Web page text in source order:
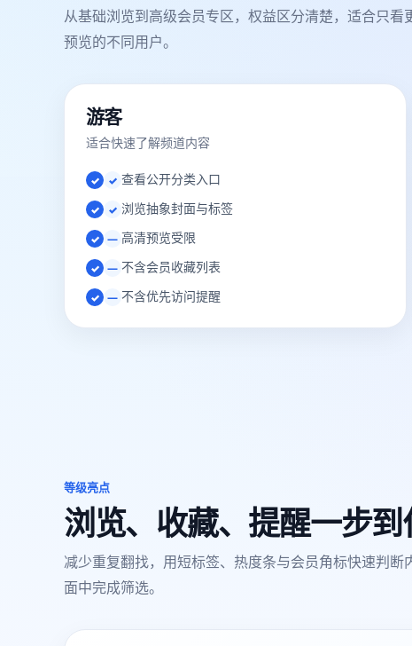
从基础浏览到高级会员专区，权益区分清楚，适合只
预览的不同用户。
游客
适合快速了解频道内容
✓ 查看公开分类入口
✓ 浏览抽象封面与标签
— 高清预览受限
— 不含会员收藏列表
— 不含优先访问提醒
等级亮点
浏览、收藏、提醒一步到
减少重复翻找，用短标签、热度条与会员角标快速判
面中完成筛选。